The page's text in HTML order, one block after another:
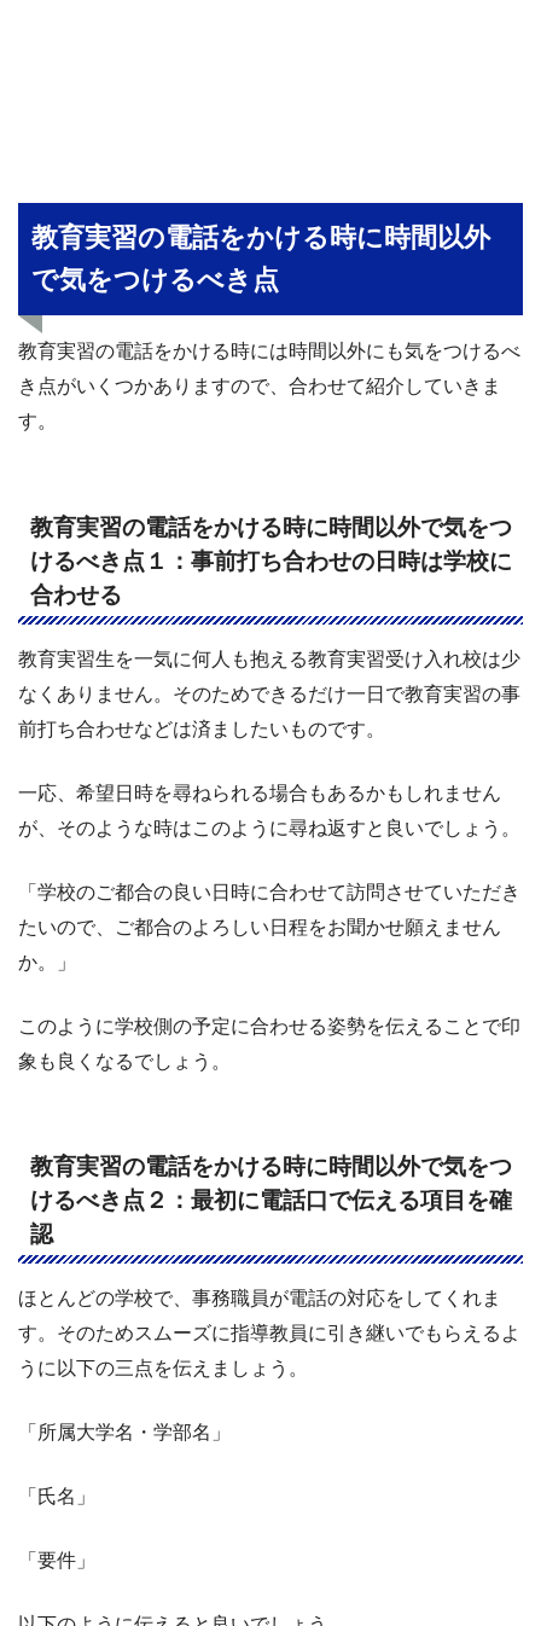
教育実習の電話をかける時に時間以外
で気をつけるべき点
教育実習の電話をかける時には時間以外にも気をつけるべ
き点がいくつかありますので、合わせて紹介していきま
す。
教育実習の電話をかける時に時間以外で気をつ
けるべき点１：事前打ち合わせの日時は学校に
合わせる
教育実習生を一気に何人も抱える教育実習受け入れ校は少
なくありません。そのためできるだけ一日で教育実習の事
前打ち合わせなどは済ましたいものです。
一応、希望日時を尋ねられる場合もあるかもしれません
が、そのような時はこのように尋ね返すと良いでしょう。
「学校のご都合の良い日時に合わせて訪問させていただき
たいので、ご都合のよろしい日程をお聞かせ願えません
か。」
このように学校側の予定に合わせる姿勢を伝えることで印
象も良くなるでしょう。
教育実習の電話をかける時に時間以外で気をつ
けるべき点２：最初に電話口で伝える項目を確
認
ほとんどの学校で、事務職員が電話の対応をしてくれま
す。そのためスムーズに指導教員に引き継いでもらえるよ
うに以下の三点を伝えましょう。
「所属大学名・学部名」
「氏名」
「要件」